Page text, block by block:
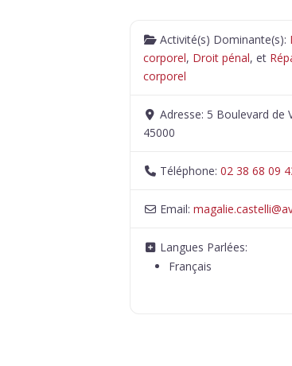
Activité(s) Dominante(s):
corporel, Droit pénal, et
corporel
Adresse: 5 Boulevard de
45000
Téléphone:02 38 68 09
Email:magalie.castelli@
Langues Parlées:
Français